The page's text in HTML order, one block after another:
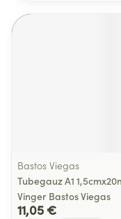
Bastos Viegas
Tubegauz A1
Vinger Bastos Viegas
11,05 €